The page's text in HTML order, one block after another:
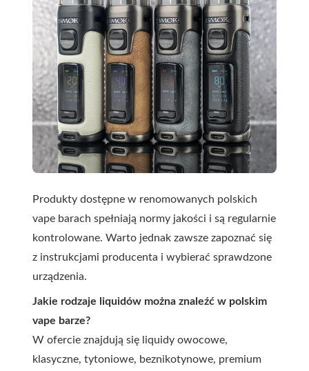
Produkty dostępne w renomowanych polskich
vape barach spełniają normy jakości i są regularnie
kontrolowane. Warto jednak zawsze zapoznać się
z instrukcjami producenta i wybierać sprawdzone
urządzenia.
Jakie rodzaje liquidów można znaleźć w polskim
vape barze?
W ofercie znajdują się liquidy owocowe,
klasyczne, tytoniowe, beznikotynowe, premium